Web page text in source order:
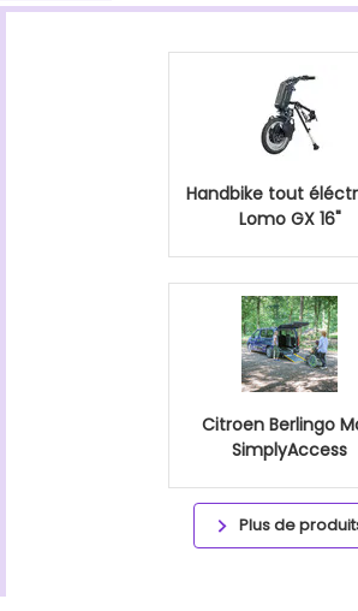
Handbike tout
Lomo GX 16"
Citroen Berlingo
SimplyAccess
Plus de